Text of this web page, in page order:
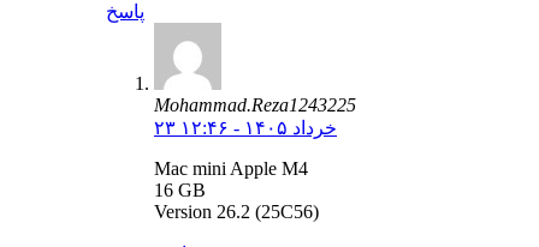
پاسخ
Mohammad.Reza1243225
۲۳ خرداد ۱۴۰۵ - ۱۲:۴۶
Mac mini Apple M4
16 GB
Version 26.2 (25C56)